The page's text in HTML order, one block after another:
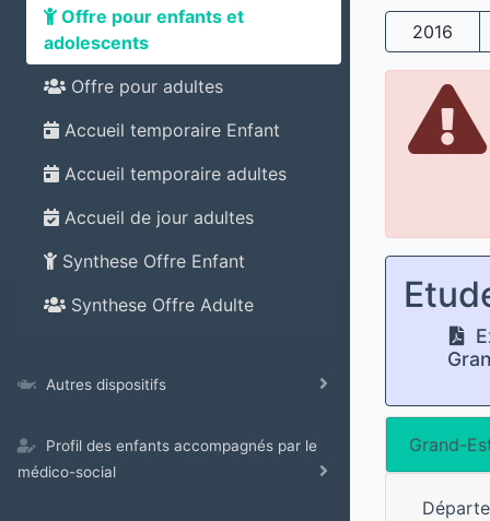
Offre pour enfants et
adolescents
Offre pour adultes
Accueil temporaire Enfant
Accueil temporaire adultes
Accueil de jour adultes
Synthese Offre Enfant
Synthese Offre Adulte
Autres dispositifs
Profil des enfants accompagnés par le
médico-social
2016
Grand-